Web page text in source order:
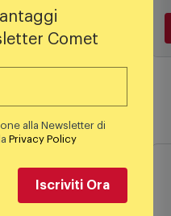
simili
Comet
alla Newsletter di
Privacy Policy
Iscriviti Ora